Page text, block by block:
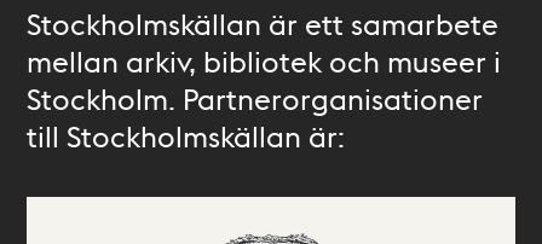
Stockholmskällan är ett samarbete
mellan arkiv, bibliotek och museer i
Stockholm. Partnerorganisationer
till Stockholmskällan är: